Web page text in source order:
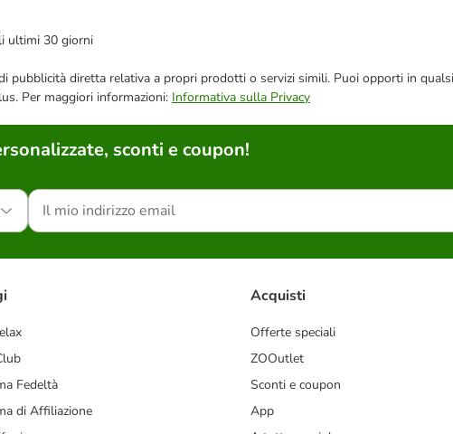
ultimi 30 giorni
diretta relativa a propri prodotti o servizi simili. Puoi opporti in
Per maggiori informazioni: Informativa sulla Privacy
sconti e coupon!
Fedeltà
di Affiliazione
Acquisti
Offerte speciali
ZOOutlet
Sconti e coupon
App